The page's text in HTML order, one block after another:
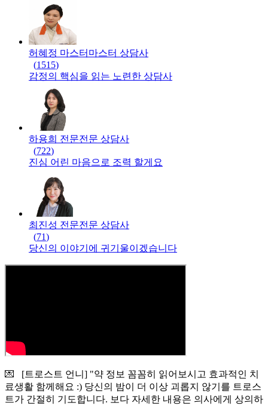
허혜정 마스터 마스터 상담사
(1515)
감정의 핵심을 읽는 노련한 상담사
하용희 전문전문 상담사
(722)
진심 어린 마음으로 조력 할게요
최진성 전문전문 상담사
(71)
당신의 이야기에 귀기울이겠습니다
💌 [트로스트 언니] "약 정보 꼼꼼히 읽어보시고 효과적인 치
료생활 함께해요 :) 당신의 밤이 더 이상 괴롭지 않기를 트로스
트가 간절히 기도합니다. 보다 자세한 내용은 의사에게 상의하